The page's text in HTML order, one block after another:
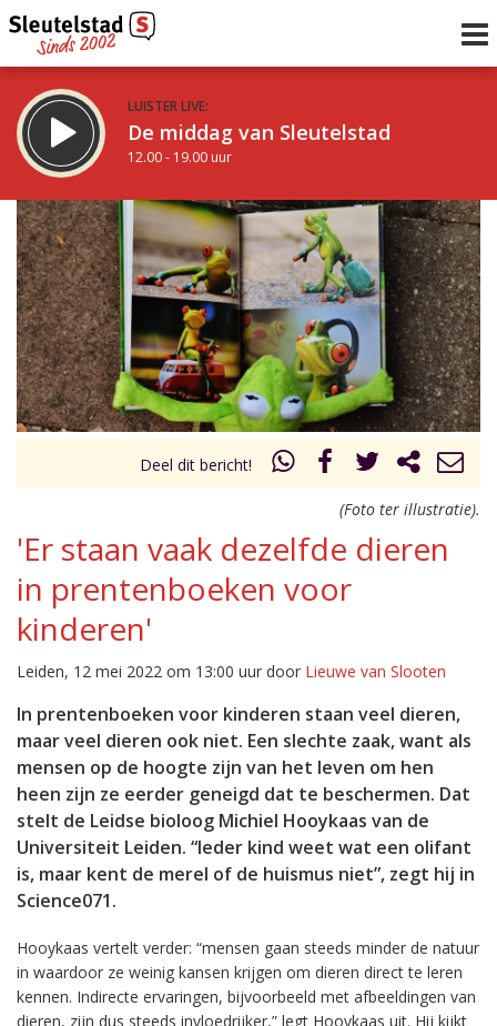
LUISTER LIVE:
De middag van Sleutelstad
12.00 - 19.00 uur
STRAKS:
De avond van Sleutelstad
19.00 - 22.00 uur
Vorig uur
uur 1 van 0 Volgend uur
Inklappen
Deel dit bericht!
(Foto ter illustratie).
'Er staan vaak dezelfde dieren
in prentenboeken voor
kinderen'
Leiden, 12 mei 2022 om 13:00 uur door Lieuwe van Slooten
In prentenboeken voor kinderen staan veel dieren,
maar veel dieren ook niet. Een slechte zaak, want als
mensen op de hoogte zijn van het leven om hen
heen zijn ze eerder geneigd dat te beschermen. Dat
stelt de Leidse bioloog Michiel Hooykaas van de
Universiteit Leiden. “Ieder kind weet wat een olifant
is, maar kent de merel of de huismus niet”, zegt hij in
Science071.
Hooykaas vertelt verder: “mensen gaan steeds minder de natuur
in waardoor ze weinig kansen krijgen om dieren direct te leren
kennen. Indirecte ervaringen, bijvoorbeeld met afbeeldingen van
dieren, zijn dus steeds invloedrijker,” legt Hooykaas uit. Hij kijkt